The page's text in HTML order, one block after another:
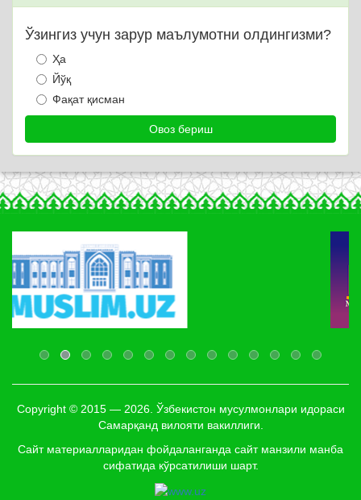
Ўзингиз учун зарур маълумотни олдингизми?
Ҳа
Йўқ
Фақат қисман
Copyright © 2015 — 2026. Ўзбекистон мусулмонлари идораси
Самарқанд вилояти вакиллиги.
Сайт материалларидан фойдаланганда сайт манзили манба
сифатида кўрсатилиши шарт.